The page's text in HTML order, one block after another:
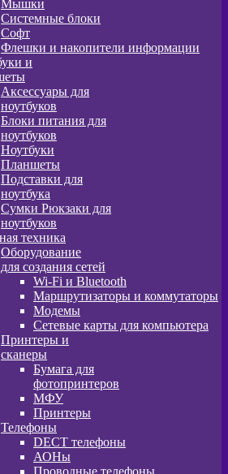
Мышки
Системные блоки
Софт
Флешки и накопители информации
и
Аксессуары для
ноутбуков
Блоки питания для
ноутбуков
Ноутбуки
Планшеты
Подставки для
ноутбука
Сумки Рюкзаки для
ноутбуков
техника
Оборудование
для создания сетей
Wi-Fi и Bluetooth
Маршрутизаторы и коммутаторы
Модемы
Сетевые карты для компьютера
Принтеры и
сканеры
Бумага для
фотопринтеров
МФУ
Принтеры
Телефоны
DECT телефоны
АОНы
Проводные телефоны